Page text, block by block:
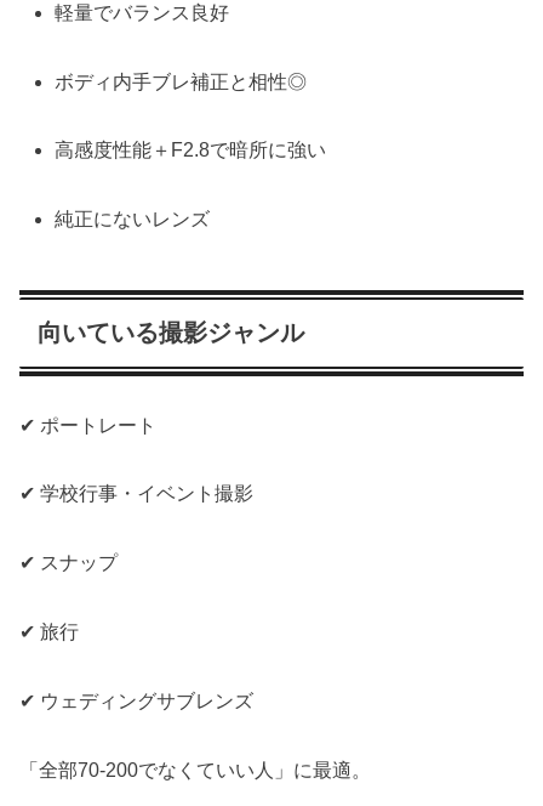
軽量でバランス良好
ボディ内手ブレ補正と相性◎
高感度性能＋F2.8で暗所に強い
純正にないレンズ
向いている撮影ジャンル
✔ ポートレート
✔ 学校行事・イベント撮影
✔ スナップ
✔ 旅行
✔ ウェディングサブレンズ
「全部70-200でなくていい人」に最適。